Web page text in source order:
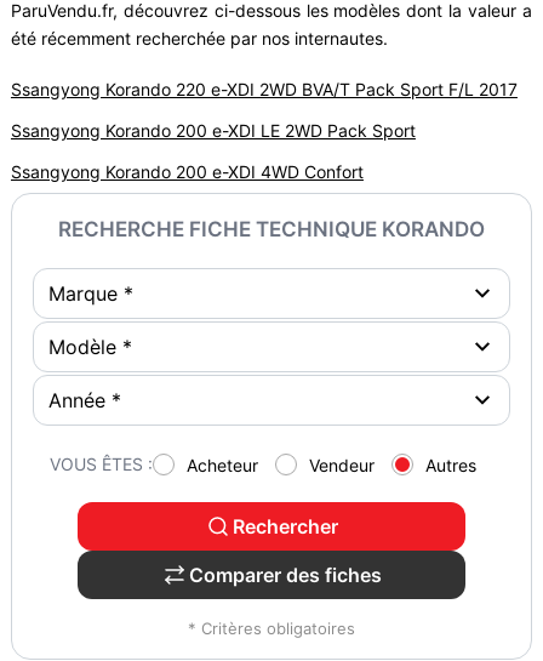
ParuVendu.fr, découvrez ci-dessous les modèles dont la valeur a
été récemment recherchée par nos internautes.
Ssangyong Korando 220 e-XDI 2WD BVA/T Pack Sport F/L 2017
Ssangyong Korando 200 e-XDI LE 2WD Pack Sport
Ssangyong Korando 200 e-XDI 4WD Confort
RECHERCHE FICHE TECHNIQUE KORANDO
VOUS ÊTES : Acheteur Vendeur Autres
Rechercher
Comparer des fiches
* Critères obligatoires